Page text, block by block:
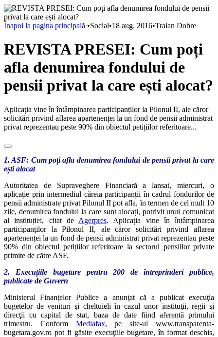
Înapoi la pagina principală •Social•18 aug. 2016•Traian Dobre
REVISTA PRESEI: Cum poți
afla denumirea fondului de
pensii privat la care ești alocat?
Aplicația vine în întâmpinarea participanților la Pilonul II, ale căror
solicitări privind aflarea apartenenței la un fond de pensii administrat
privat reprezentau peste 90% din obiectul petițiilor referitoare...
1. ASF: Cum poți afla denumirea fondului de pensii privat la care
ești alocat
Autoritatea de Supraveghere Financiară a lansat, miercuri, o
aplicație prin intermediul căreia participanții în cadrul fondurilor de
pensii administrate privat Pilonul II pot afla, în termen de cel mult 10
zile, denumirea fondului la care sunt alocați, potrivit unui comunicat
al instituției, citat de Agerpres. Aplicația vine în întâmpinarea
participanților la Pilonul II, ale căror solicitări privind aflarea
apartenenței la un fond de pensii administrat privat reprezentau peste
90% din obiectul petițiilor referitoare la sectorul pensiilor private
primite de către ASF.
2. Execuțiile bugetare pentru 200 de întreprinderi publice,
publicate de Guvern
Ministerul Finanţelor Publice a anunţat că a publicat execuţia
bugetelor de venituri şi cheltuieli în cazul unor instituţii, regii şi
direcţii cu capital de stat, baza de date fiind aferentă primului
trimestru. Conform Mediafax, pe site-ul www.transparenta-
bugetara.gov.ro pot fi găsite execuţiile bugetare, în format deschis,